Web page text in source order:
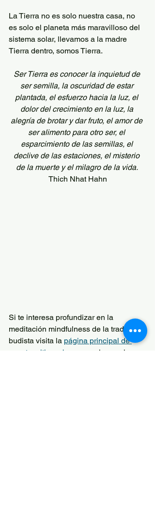
La Tierra no es solo nuestra casa, no
es solo el planeta más maravilloso del
sistema solar, llevamos a la madre
Tierra dentro, somos Tierra.
Ser Tierra es conocer la inquietud de
ser semilla, la oscuridad de estar
plantada, el esfuerzo hacia la luz, el
dolor del crecimiento en la luz, la
alegría de brotar y dar fruto, el amor de
ser alimento para otro ser, el
esparcimiento de las semillas, el
declive de las estaciones, el misterio
de la muerte y el milagro de la vida.
Thich Nhat Hahn
Si te interesa profundizar en la
meditación mindfulness de la tradición
budista visita la página principal de
nuestro sitio web
para ver las opciones